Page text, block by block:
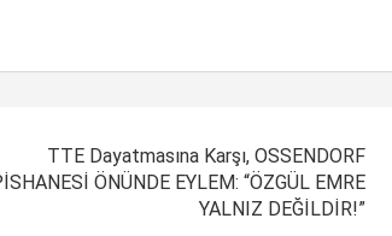
TTE Dayatmasına Karşı, OSSENDORF
ÖNÜNDE EYLEM: “ÖZGÜL EMRE
YALNIZ DEĞİLDİR!”